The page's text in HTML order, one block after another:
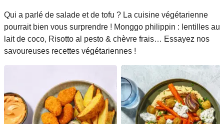
Qui a parlé de salade et de tofu ? La cuisine végétarienne
pourrait bien vous surprendre ! Monggo philippin : lentilles au
lait de coco, Risotto al pesto & chèvre frais… Essayez nos
savoureuses recettes végétariennes !